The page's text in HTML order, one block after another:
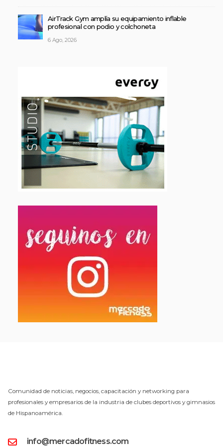
AirTrack Gym amplía su equipamiento inflable
profesional con podio y colchoneta
6 Ago, 2026
Comunidad de noticias, negocios, capacitación y networking para
profesionales y empresarios de la industria de clubes deportivos y gimnasios
de Hispanoamérica.
info@mercadofitness.com